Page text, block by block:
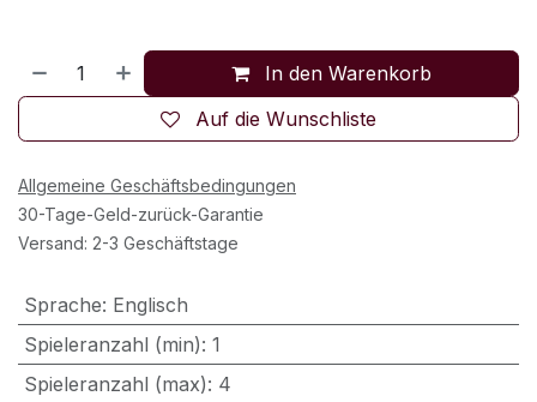
In den Warenkorb
Auf die Wunschliste
Allgemeine Geschäftsbedingungen
30-Tage-Geld-zurück-Garantie
Versand: 2-3 Geschäftstage
Sprache: Englisch
Spieleranzahl (min): 1
Spieleranzahl (max): 4